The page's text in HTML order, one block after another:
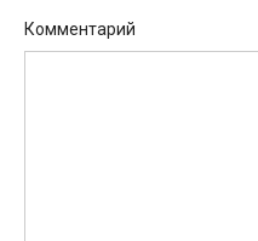
Комментарий